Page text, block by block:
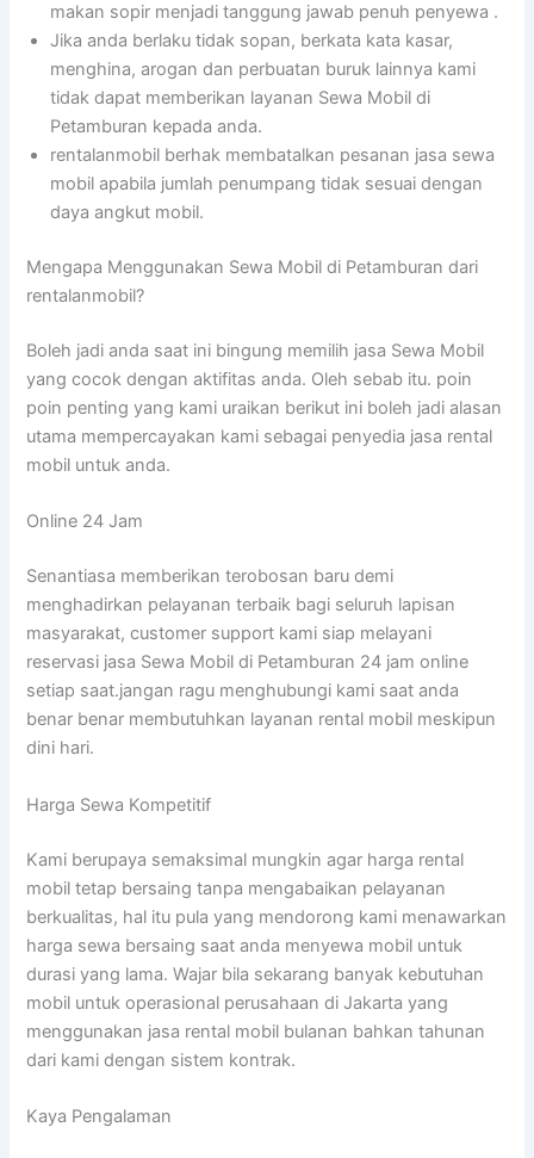
makan sopir menjadi tanggung jawab penuh penyewa .
Jika anda berlaku tidak sopan, berkata kata kasar,
menghina, arogan dan perbuatan buruk lainnya kami
tidak dapat memberikan layanan Sewa Mobil di
Petamburan kepada anda.
rentalanmobil berhak membatalkan pesanan jasa sewa
mobil apabila jumlah penumpang tidak sesuai dengan
daya angkut mobil.
Mengapa Menggunakan Sewa Mobil di Petamburan dari
rentalanmobil?
Boleh jadi anda saat ini bingung memilih jasa Sewa Mobil
yang cocok dengan aktifitas anda. Oleh sebab itu. poin
poin penting yang kami uraikan berikut ini boleh jadi alasan
utama mempercayakan kami sebagai penyedia jasa rental
mobil untuk anda.
Online 24 Jam
Senantiasa memberikan terobosan baru demi
menghadirkan pelayanan terbaik bagi seluruh lapisan
masyarakat, customer support kami siap melayani
reservasi jasa Sewa Mobil di Petamburan 24 jam online
setiap saat.jangan ragu menghubungi kami saat anda
benar benar membutuhkan layanan rental mobil meskipun
dini hari.
Harga Sewa Kompetitif
Kami berupaya semaksimal mungkin agar harga rental
mobil tetap bersaing tanpa mengabaikan pelayanan
berkualitas, hal itu pula yang mendorong kami menawarkan
harga sewa bersaing saat anda menyewa mobil untuk
durasi yang lama. Wajar bila sekarang banyak kebutuhan
mobil untuk operasional perusahaan di Jakarta yang
menggunakan jasa rental mobil bulanan bahkan tahunan
dari kami dengan sistem kontrak.
Kaya Pengalaman